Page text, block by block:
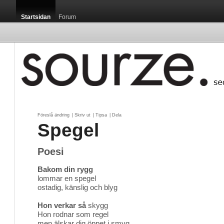
Startsidan Forum
Föreslå ändring Skriv ut Tipsa Dela
Spegel
Poesi
Bakom din rygg
lommar en spegel
ostadig, känslig och blyg
Hon verkar så skygg
Hon rodnar som regel